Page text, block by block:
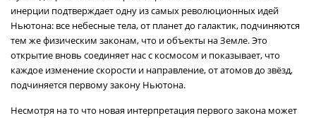
инерции подтверждает одну из самых революционных идей
Ньютона: все небесные тела, от планет до галактик, подчиняются
тем же физическим законам, что и объекты на Земле. Это
открытие вновь соединяет нас с космосом и показывает, что
каждое изменение скорости и направление, от атомов до звёзд,
подчиняется первому закону Ньютона.
Несмотря на то что новая интерпретация первого закона может